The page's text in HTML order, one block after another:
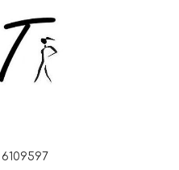
6109597